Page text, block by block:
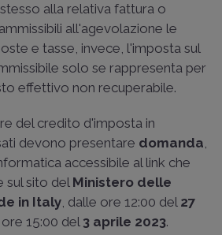
alla relativa fattura o
all'agevolazione le
e tasse, invece, l'imposta sul
solo se rappresenta per
effettivo non recuperabile.
del credito d'imposta in
devono presentare domanda,
accessibile al link che
sul sito del Ministero delle
in Italy, dalle ore 12:00 del 27
15:00 del 3 aprile 2023.